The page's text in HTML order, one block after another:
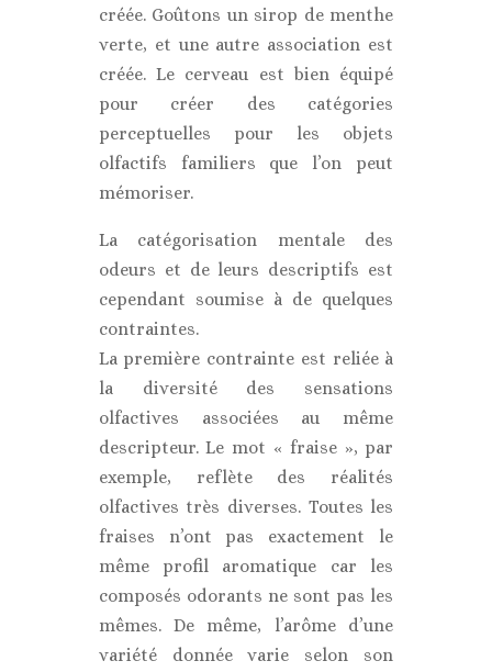
créée. Goûtons un sirop de menthe
verte, et une autre association est
créée. Le cerveau est bien équipé
pour créer des catégories
perceptuelles pour les objets
olfactifs familiers que l’on peut
mémoriser.
La catégorisation mentale des
odeurs et de leurs descriptifs est
cependant soumise à de quelques
contraintes.
La première contrainte est reliée à
la diversité des sensations
olfactives associées au même
descripteur. Le mot « fraise », par
exemple, reflète des réalités
olfactives très diverses. Toutes les
fraises n’ont pas exactement le
même profil aromatique car les
composés odorants ne sont pas les
mêmes. De même, l’arôme d’une
variété donnée varie selon son